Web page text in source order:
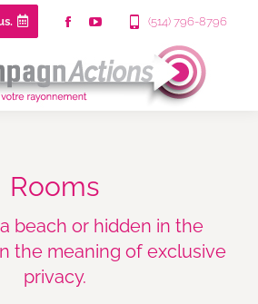
(514) 796-8796
Rooms
beach or hidden in the
the meaning of exclusive
privacy.